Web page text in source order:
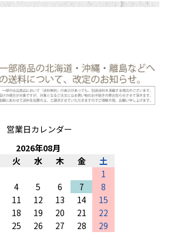
営業日カレンダー
2026年08月
火 水 木 金
土
1
4 5 6 7
8
11 12 13 14
15
18 19 20 21
22
25 26 27 28
29